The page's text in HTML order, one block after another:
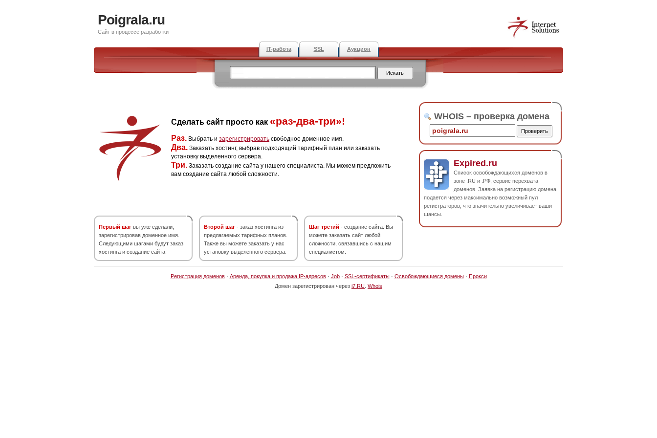
Poigrala.ru
Сайт в процессе разработки
IT-работа SSL Аукцион
Сделать сайт просто как «раз-два-три»!
Раз. Выбрать и зарегистрировать свободное доменное имя.
Два. Заказать хостинг, выбрав подходящий тарифный план или заказать
установку выделенного сервера.
Три. Заказать создание сайта у нашего специалиста. Мы можем предложить
вам создание сайта любой сложности.
Первый шаг вы уже сделали,
зарегистрировав доменное имя.
Следующими шагами будут заказ
хостинга и создание сайта.
Второй шаг - заказ хостинга из
предлагаемых тарифных планов.
Также вы можете заказать у нас
установку выделенного сервера.
Шаг третий - создание сайта. Вы
можете заказать сайт любой
сложности, связавшись с нашим
специалистом.
WHOIS – проверка домена
Expired.ru
Список освобождающихся доменов в
зоне .RU и .РФ, сервис перехвата
доменов. Заявка на регистрацию домена
подается через максимально возможный пул
регистраторов, что значительно увеличивает ваши
шансы.
Регистрация доменов· Аренда, покупка и продажа IP-адресов· Job· SSL-сертификаты· Освобождающиеся домены· Прокси
Домен зарегистрирован через i7.RU Whois